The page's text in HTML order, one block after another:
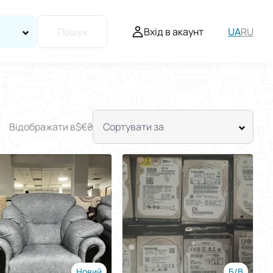
Пошук Вхід в акаунт UARU
Відображати в$€₴ Сортувати за